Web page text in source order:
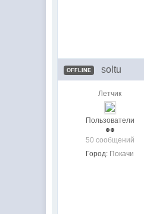
OFFLINE soltu
Летчик
Пользователи
50 сообщений
Город: Покачи